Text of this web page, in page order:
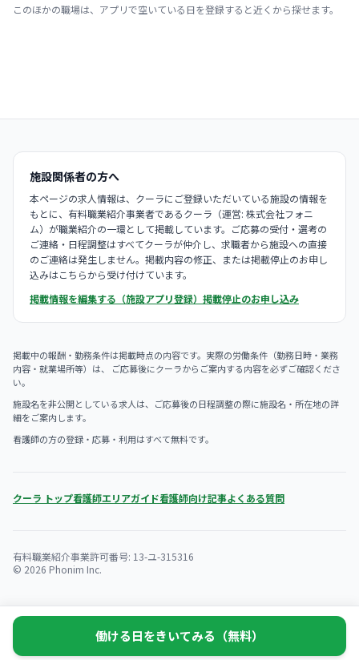
このほかの職場は、アプリで空いている日を登録すると近くから探せます。
施設関係者の方へ
本ページの求人情報は、クーラにご登録いただいている施設の情報を
もとに、有料職業紹介事業者であるクーラ（運営: 株式会社フォニ
ム）が職業紹介の一環として掲載しています。ご応募の受付・選考の
ご連絡・日程調整はすべてクーラが仲介し、求職者から施設への直接
のご連絡は発生しません。掲載内容の修正、または掲載停止のお申し
込みはこちらから受け付けています。
掲載情報を編集する（施設アプリ登録） 掲載停止のお申し込み
掲載中の報酬・勤務条件は掲載時点の内容です。実際の労働条件（勤務日時・業務
内容・就業場所等）は、 ご応募後にクーラからご案内する内容を必ずご確認くださ
い。
施設名を非公開としている求人は、ご応募後の日程調整の際に施設名・所在地の詳
細をご案内します。
看護師の方の登録・応募・利用はすべて無料です。
クーラ トップ看護師エリアガイド看護師向け記事よくある質問
有料職業紹介事業許可番号: 13-ユ-315316
© 2026 Phonim Inc.
働ける日をきいてみる（無料）